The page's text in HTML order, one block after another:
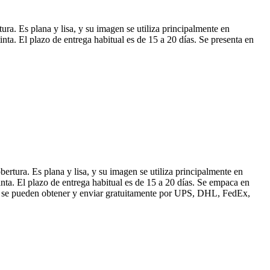
Es plana y lisa, y su imagen se utiliza principalmente en
El plazo de entrega habitual es de 15 a 20 días. Se presenta en
Es plana y lisa, y su imagen se utiliza principalmente en
El plazo de entrega habitual es de 15 a 20 días. Se empaca en
pueden obtener y enviar gratuitamente por UPS, DHL, FedEx,